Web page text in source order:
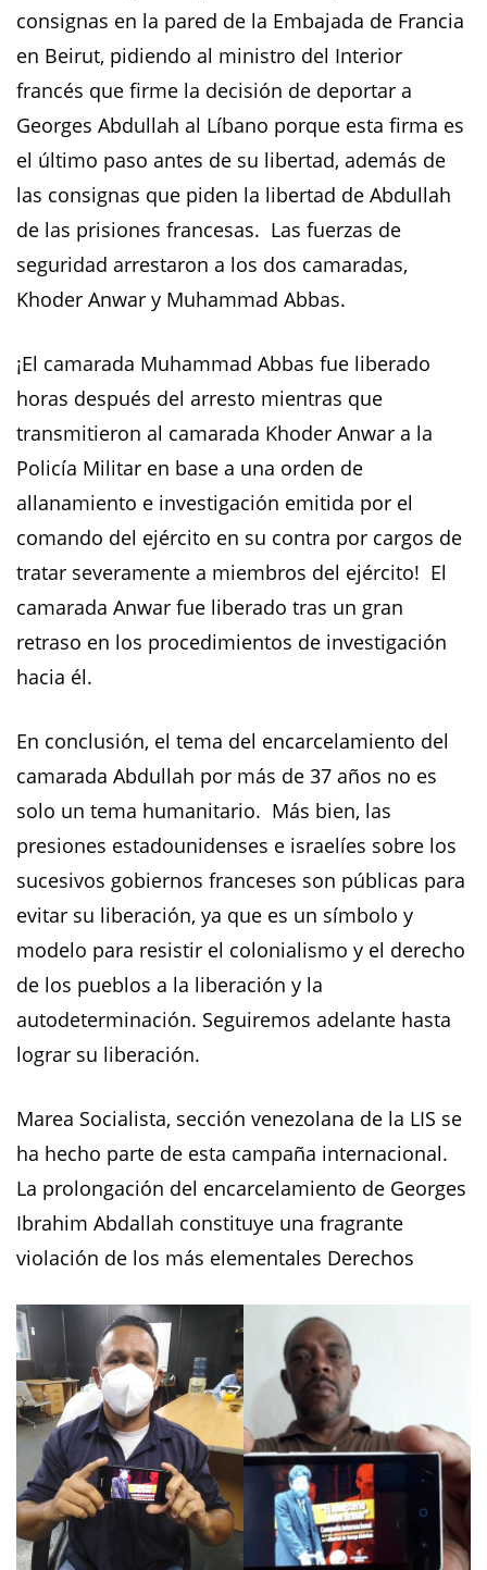
consignas en la pared de la Embajada de Francia
en Beirut, pidiendo al ministro del Interior
francés que firme la decisión de deportar a
Georges Abdullah al Líbano porque esta firma es
el último paso antes de su libertad, además de
las consignas que piden la libertad de Abdullah
de las prisiones francesas. Las fuerzas de
seguridad arrestaron a los dos camaradas,
Khoder Anwar y Muhammad Abbas.
¡El camarada Muhammad Abbas fue liberado
horas después del arresto mientras que
transmitieron al camarada Khoder Anwar a la
Policía Militar en base a una orden de
allanamiento e investigación emitida por el
comando del ejército en su contra por cargos de
tratar severamente a miembros del ejército! El
camarada Anwar fue liberado tras un gran
retraso en los procedimientos de investigación
hacia él.
En conclusión, el tema del encarcelamiento del
camarada Abdullah por más de 37 años no es
solo un tema humanitario. Más bien, las
presiones estadounidenses e israelíes sobre los
sucesivos gobiernos franceses son públicas para
evitar su liberación, ya que es un símbolo y
modelo para resistir el colonialismo y el derecho
de los pueblos a la liberación y la
autodeterminación. Seguiremos adelante hasta
lograr su liberación.
Marea Socialista, sección venezolana de la LIS se
ha hecho parte de esta campaña internacional.
La prolongación del encarcelamiento de Georges
Ibrahim Abdallah constituye una fragrante
violación de los más elementales Derechos